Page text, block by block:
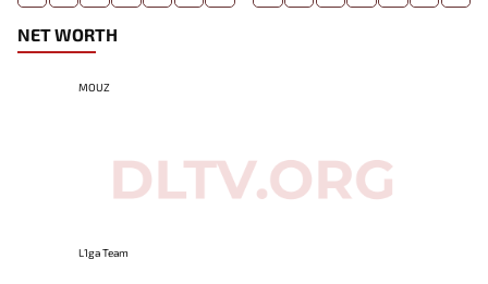
NET WORTH
MOUZ
L1ga Team